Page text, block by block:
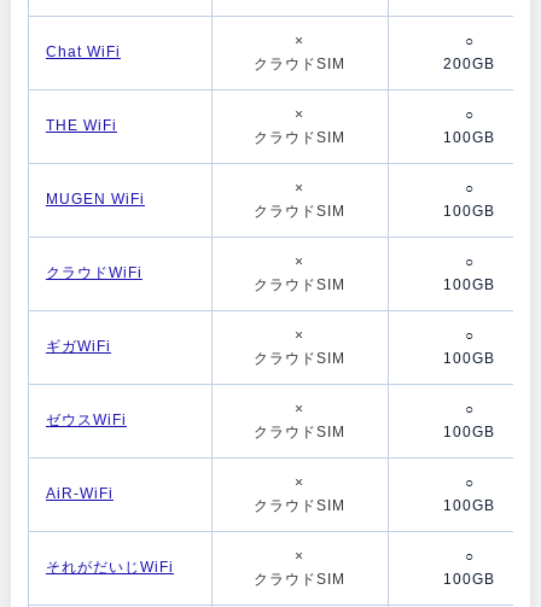
Chat WiFi
×
クラウドSIM
○
200GB
THE WiFi
×
クラウドSIM
○
100GB
MUGEN WiFi
×
クラウドSIM
○
100GB
クラウドWiFi
×
クラウドSIM
○
100GB
ギガWiFi
×
クラウドSIM
○
100GB
ゼウスWiFi
×
クラウドSIM
○
100GB
AiR-WiFi
×
クラウドSIM
○
100GB
それがだいじWiFi
×
クラウドSIM
○
100GB